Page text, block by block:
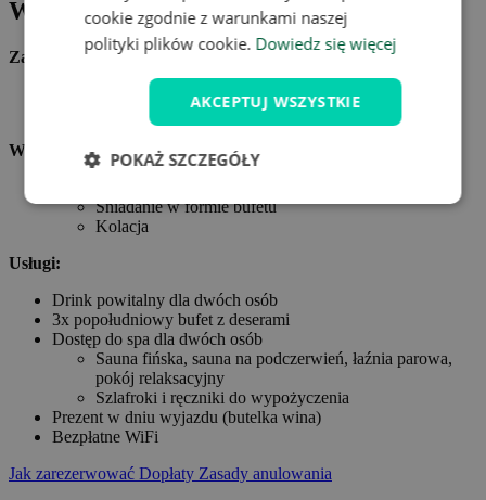
W cenie oferty
Zakwaterowanie:
Zakwaterowanie dla dwóch osób w wybranym pokoju w
Hotelu Natur- und Genusshotel PuchasPlus Kukmirn.****
Wyżywienie:
Śniadanie w formie bufetu
Kolacja
Usługi:
Drink powitalny dla dwóch osób
3x popołudniowy bufet z deserami
Dostęp do spa dla dwóch osób
Sauna fińska, sauna na podczerwień, łaźnia parowa,
pokój relaksacyjny
Szlafroki i ręczniki do wypożyczenia
Prezent w dniu wyjazdu (butelka wina)
Bezpłatne WiFi
Jak zarezerwować Dopłaty Zasady anulowania
cookie zgodnie z warunkami naszej
polityki plików cookie. Dowiedz się więcej
AKCEPTUJ WSZYSTKIE
POKAŻ SZCZEGÓŁY